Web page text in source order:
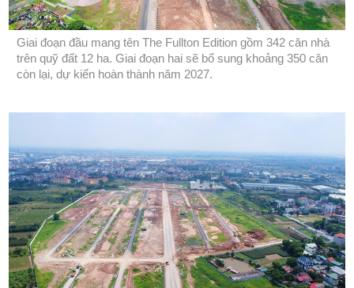
Giai đoạn đầu mang tên The Fullton Edition gồm 342 căn nhà
trên quỹ đất 12 ha. Giai đoạn hai sẽ bổ sung khoảng 350 căn
còn lại, dự kiến hoàn thành năm 2027.